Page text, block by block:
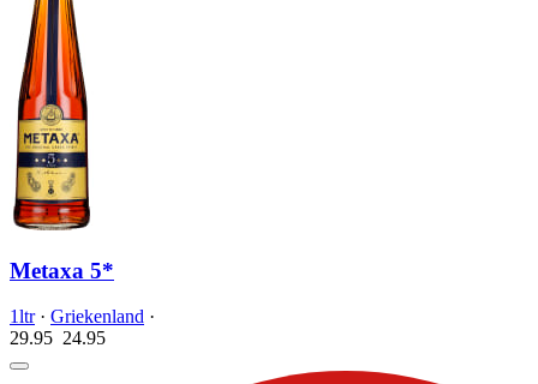
Metaxa 5*
1ltr· Griekenland ·
29.95 24.95